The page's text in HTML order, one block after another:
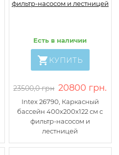
Есть в наличии
КУПИТЬ
23500,0 грн 20800 грн.
Intex 26790, Каркасный
баcсейн 400х200х122 см с
фильтр-насосом и
лестницей